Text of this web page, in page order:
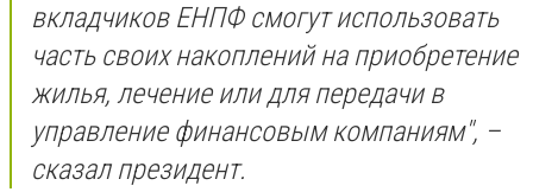
вкладчиков ЕНПФ смогут использовать
часть своих накоплений на приобретение
жилья, лечение или для передачи в
управление финансовым компаниям", –
сказал президент.